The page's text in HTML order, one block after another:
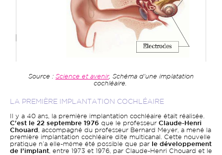
Source : Science et avenir, Schéma d'une implatation
cochléaire.
LA PREMIÈRE IMPLANTATION COCHLÉAIRE
Il y a 40 ans, la première implantation cochléaire était réalisée.
C'est le 22 septembre 1976 que le professeur Claude-Henri
Chouard
, accompagné du professeur Bernard Meyer, a mené la
première implantation cochléaire dite multicanal. Cette nouvelle
pratique n’a elle-même été possible que par le développement
de l’implant , entre 1973 et 1976, par Claude-Henri Chouard et le